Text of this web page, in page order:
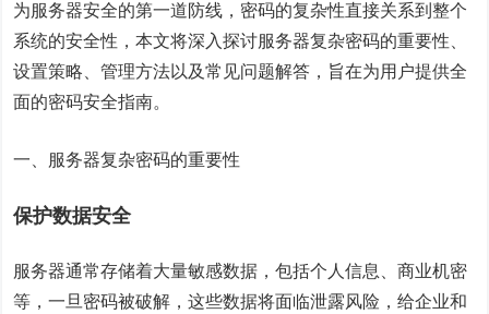
为服务器安全的第一道防线，密码的复杂性直接关系到整个
系统的安全性，本文将深入探讨服务器复杂密码的重要性、
设置策略、管理方法以及常见问题解答，旨在为用户提供全
面的密码安全指南。
一、服务器复杂密码的重要性
保护数据安全
服务器通常存储着大量敏感数据，包括个人信息、商业机密
等，一旦密码被破解，这些数据将面临泄露风险，给企业和